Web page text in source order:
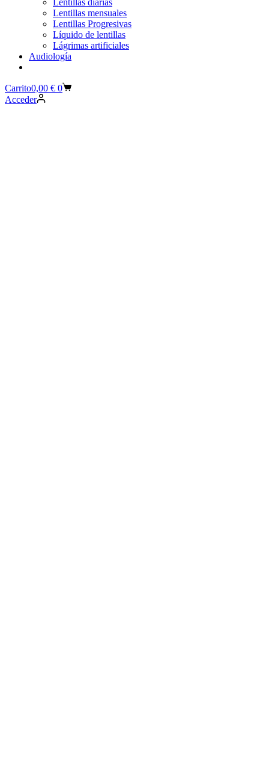
Lentillas diarias
Lentillas mensuales
Lentillas Progresivas
Líquido de lentillas
Lágrimas artificiales
Audiología
Carrito0,00 € 0
Acceder